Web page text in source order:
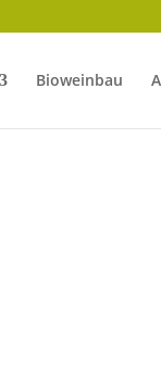
Bioweinbau